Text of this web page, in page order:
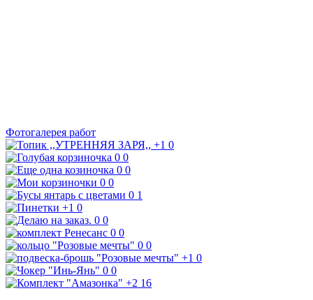
Фотогалерея работ
+1 0
0 0
0 0
0 0
0 1
+1 0
0 0
0 0
0 0
+1 0
0 0
+2 16